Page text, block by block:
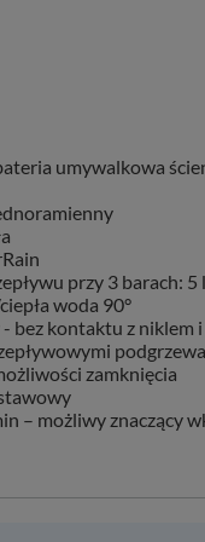
umywalkowa
przy 3 barach: 5
woda 90°
bez kontaktu z niklem i
zamknięcia
– możliwy znaczący